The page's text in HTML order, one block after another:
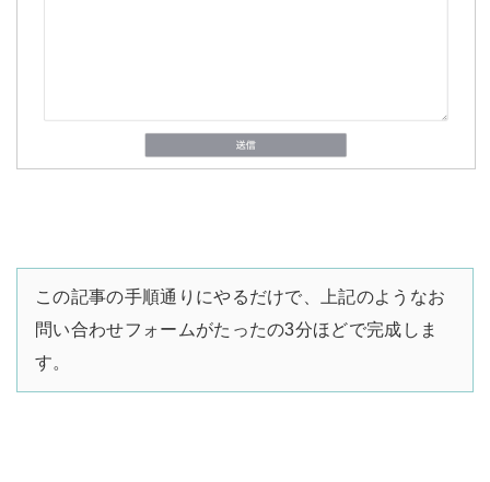
この記事の手順通りにやるだけで、上記のようなお
問い合わせフォームがたったの3分ほどで完成しま
す。